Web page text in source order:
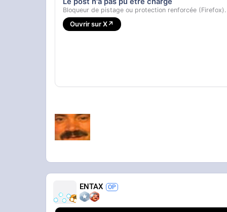
Bloqueur de pistage ou protection renforcée (Firefox).
Ouvrir sur X↗
ENTAX